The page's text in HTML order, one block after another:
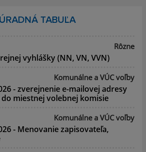
ÚRADNÁ TABUĽA
Rôzne
vyhlášky (NN, VN, VVN)
Komunálne a VÚC voľby
- zverejnenie e-mailovej adresy
miestnej volebnej komisie
Komunálne a VÚC voľby
- Menovanie zapisovateľa,